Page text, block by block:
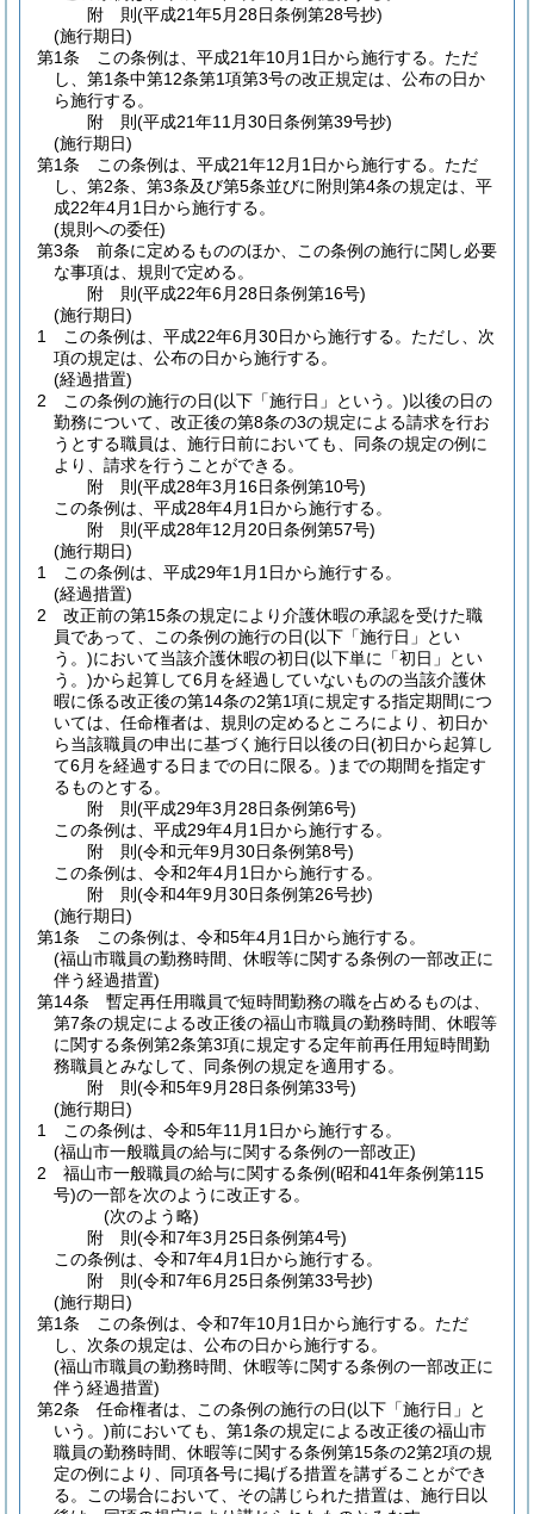
附 則(平成21年5月28日条例第28号抄)
(施行期日)
第1条
この条例は、平成21年10月1日から施行する。 ただ
し、第1条中第12条第1項第3号の改正規定は、公布の日か
ら施行する。
附 則(平成21年11月30日条例第39号抄)
(施行期日)
第1条
この条例は、平成21年12月1日から施行する。 ただ
し、第2条、第3条及び第5条並びに附則第4条の規定は、平
成22年4月1日から施行する。
(規則への委任)
第3条
前条に定めるもののほか、この条例の施行に関し必要
な事項は、規則で定める。
附 則(平成22年6月28日条例第16号)
(施行期日)
1
この条例は、平成22年6月30日から施行する。 ただし、次
項の規定は、公布の日から施行する。
(経過措置)
2
この条例の施行の日(以下「施行日」という。)以後の日の
勤務について、改正後の第8条の3の規定による請求を行お
うとする職員は、施行日前においても、同条の規定の例に
より、請求を行うことができる。
附 則(平成28年3月16日条例第10号)
この条例は、平成28年4月1日から施行する。
附 則(平成28年12月20日条例第57号)
(施行期日)
1
この条例は、平成29年1月1日から施行する。
(経過措置)
2
改正前の第15条の規定により介護休暇の承認を受けた職
員であって、この条例の施行の日(以下「施行日」とい
う。)において当該介護休暇の初日(以下単に「初日」とい
う。)から起算して6月を経過していないものの当該介護休
暇に係る改正後の第14条の2第1項に規定する指定期間につ
いては、任命権者は、規則の定めるところにより、初日か
ら当該職員の申出に基づく施行日以後の日(初日から起算し
て6月を経過する日までの日に限る。) までの期間を指定す
るものとする。
附 則(平成29年3月28日条例第6号)
この条例は、平成29年4月1日から施行する。
附 則(令和元年9月30日条例第8号)
この条例は、令和2年4月1日から施行する。
附 則(令和4年9月30日条例第26号抄)
(施行期日)
第1条
この条例は、令和5年4月1日から施行する。
(福山市職員の勤務時間、休暇等に関する条例の一部改正に
伴う経過措置)
第14条
暫定再任用職員で短時間勤務の職を占めるものは、
第7条の規定による改正後の福山市職員の勤務時間、休暇等
に関する条例第2条第3項に規定する定年前再任用短時間勤
務職員とみなして、同条例の規定を適用する。
附 則(令和5年9月28日条例第33号)
(施行期日)
1
この条例は、令和5年11月1日から施行する。
(福山市一般職員の給与に関する条例の一部改正)
2
福山市一般職員の給与に関する条例(昭和41年条例第115
号)の一部を次のように改正する。
(次のよう略)
附 則(令和7年3月25日条例第4号)
この条例は、令和7年4月1日から施行する。
附 則(令和7年6月25日条例第33号抄)
(施行期日)
第1条
この条例は、令和7年10月1日から施行する。 ただ
し、次条の規定は、公布の日から施行する。
(福山市職員の勤務時間、休暇等に関する条例の一部改正に
伴う経過措置)
第2条
任命権者は、この条例の施行の日(以下「施行日」と
いう。)前においても、第1条の規定による改正後の福山市
職員の勤務時間、休暇等に関する条例第15条の2第2項の規
定の例により、同項各号に掲げる措置を講ずることができ
る。
この場合において、その講じられた措置は、施行日以